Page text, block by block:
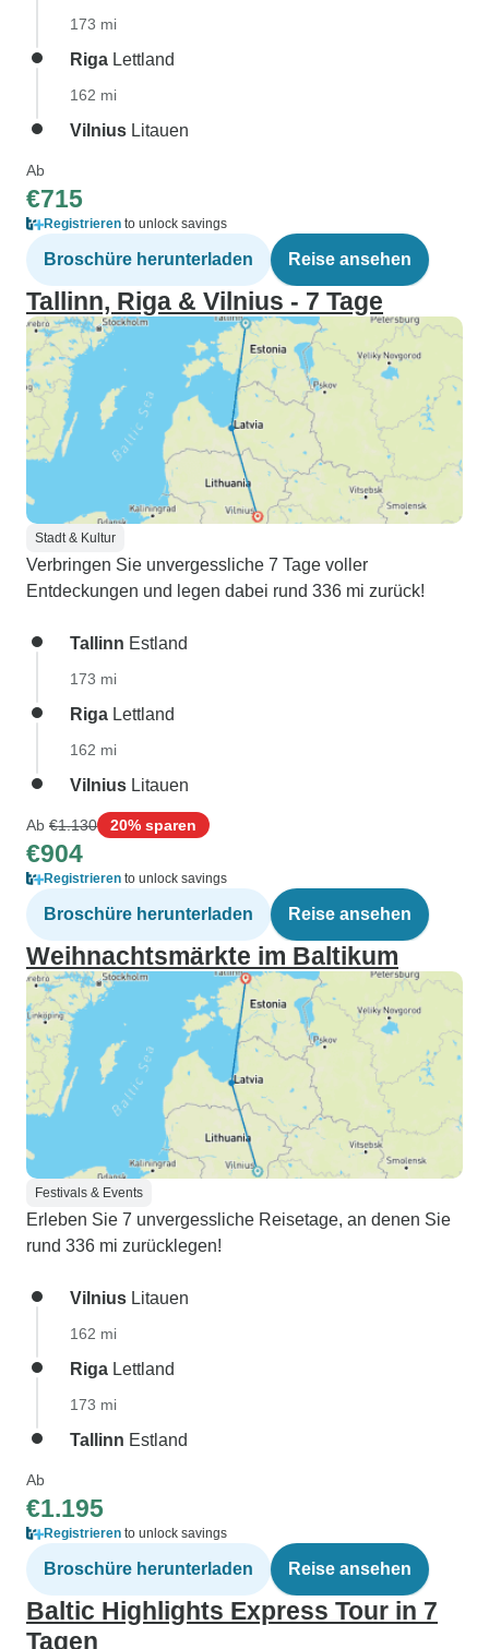
173 mi
Riga Lettland
162 mi
Vilnius Litauen
Ab
€715
Registrieren to unlock savings
Broschüre herunterladen Reise ansehen
Tallinn, Riga & Vilnius - 7 Tage
Stadt & Kultur
Verbringen Sie unvergessliche 7 Tage voller
Entdeckungen und legen dabei rund 336 mi zurück!
Tallinn Estland
173 mi
Riga Lettland
162 mi
Vilnius Litauen
Ab €1.130 20% sparen
€904
Registrieren to unlock savings
Broschüre herunterladen Reise ansehen
Weihnachtsmärkte im Baltikum
Festivals & Events
Erleben Sie 7 unvergessliche Reisetage, an denen Sie
rund 336 mi zurücklegen!
Vilnius Litauen
162 mi
Riga Lettland
173 mi
Tallinn Estland
Ab
€1.195
Registrieren to unlock savings
Broschüre herunterladen Reise ansehen
Baltic Highlights Express Tour in 7
Tagen